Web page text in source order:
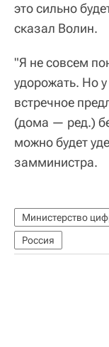
это сильно
сказал Волин.
"Я не совсем
удорожать. Но
встречное
(дома — ред.)
можно будет
замминистра.
Россия